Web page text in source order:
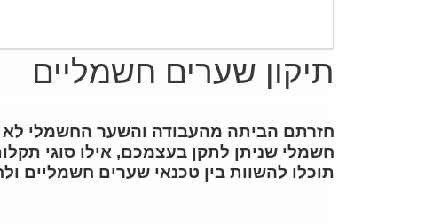
תיקון שערים חשמליים
חזרתם הביתה מהעבודה והשער החשמלי לא
חשמלי שניתן לתקן בעצמכם, אילו סוגי
תוכלו להשוות בין טכנאי שערים חשמליים